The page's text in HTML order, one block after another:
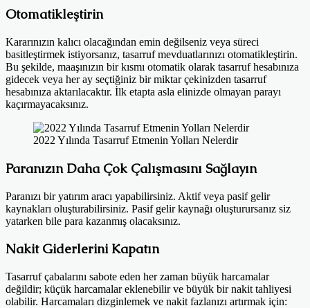
Otomatikleştirin
Kararınızın kalıcı olacağından emin değilseniz veya süreci
basitleştirmek istiyorsanız, tasarruf mevduatlarınızı otomatikleştirin.
Bu şekilde, maaşınızın bir kısmı otomatik olarak tasarruf hesabınıza
gidecek veya her ay seçtiğiniz bir miktar çekinizden tasarruf
hesabınıza aktarılacaktır. İlk etapta asla elinizde olmayan parayı
kaçırmayacaksınız.
2022 Yılında Tasarruf Etmenin Yolları Nelerdir
Paranızın Daha Çok Çalışmasını Sağlayın
Paranızı bir yatırım aracı yapabilirsiniz. Aktif veya pasif gelir
kaynakları oluşturabilirsiniz. Pasif gelir kaynağı oluşturursanız siz
yatarken bile para kazanmış olacaksınız.
Nakit Giderlerini Kapatın
Tasarruf çabalarını sabote eden her zaman büyük harcamalar
değildir; küçük harcamalar eklenebilir ve büyük bir nakit tahliyesi
olabilir. Harcamaları dizginlemek ve nakit fazlanızı artırmak için: